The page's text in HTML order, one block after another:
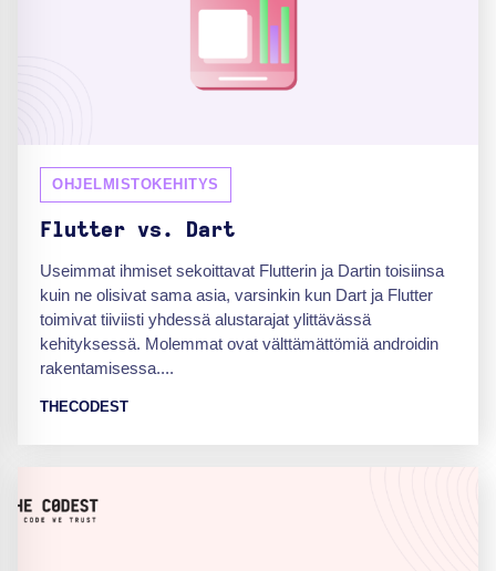
OHJELMISTOKEHITYS
Flutter vs. Dart
Useimmat ihmiset sekoittavat Flutterin ja Dartin toisiinsa
kuin ne olisivat sama asia, varsinkin kun Dart ja Flutter
toimivat tiiviisti yhdessä alustarajat ylittävässä
kehityksessä. Molemmat ovat välttämättömiä androidin
rakentamisessa....
THECODEST